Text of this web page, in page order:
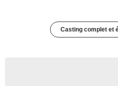
Casting complet et